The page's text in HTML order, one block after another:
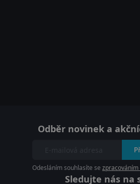
Odběr novinek a
Odesláním souhlasíte se
Sledujte nás na